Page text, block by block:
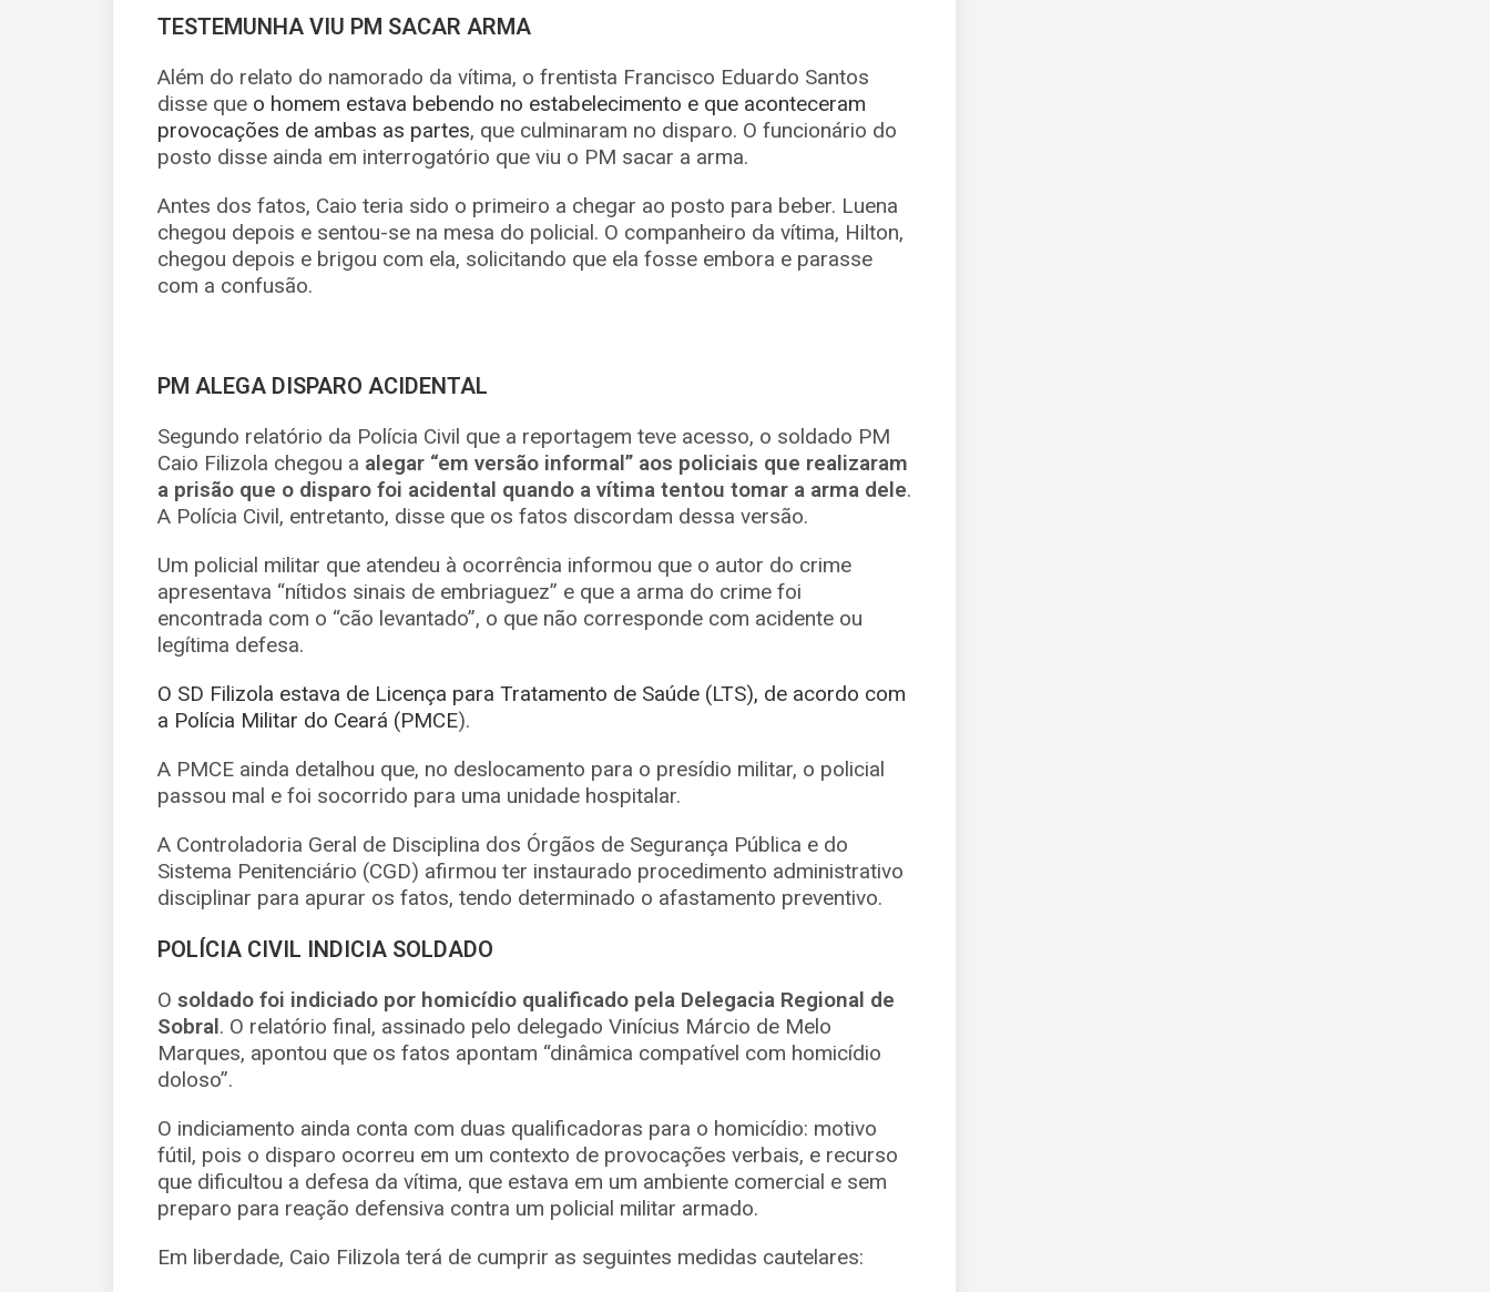
TESTEMUNHA VIU PM SACAR ARMA
Além do relato do namorado da vítima, o frentista Francisco Eduardo Santos
disse que o homem estava bebendo no estabelecimento e que aconteceram
provocações de ambas as partes, que culminaram no disparo. O funcionário do
posto disse ainda em interrogatório que viu o PM sacar a arma.
Antes dos fatos, Caio teria sido o primeiro a chegar ao posto para beber. Luena
chegou depois e sentou-se na mesa do policial. O companheiro da vítima, Hilton,
chegou depois e brigou com ela, solicitando que ela fosse embora e parasse
com a confusão.
PM ALEGA DISPARO ACIDENTAL
Segundo relatório da Polícia Civil que a reportagem teve acesso, o soldado PM
Caio Filizola chegou a alegar “em versão informal” aos policiais que realizaram
a prisão que o disparo foi acidental quando a vítima tentou tomar a arma dele.
A Polícia Civil, entretanto, disse que os fatos discordam dessa versão.
Um policial militar que atendeu à ocorrência informou que o autor do crime
apresentava “nítidos sinais de embriaguez” e que a arma do crime foi
encontrada com o “cão levantado”, o que não corresponde com acidente ou
legítima defesa.
O SD Filizola estava de Licença para Tratamento de Saúde (LTS), de acordo com
a Polícia Militar do Ceará (PMCE).
A PMCE ainda detalhou que, no deslocamento para o presídio militar, o policial
passou mal e foi socorrido para uma unidade hospitalar.
A Controladoria Geral de Disciplina dos Órgãos de Segurança Pública e do
Sistema Penitenciário (CGD) afirmou ter instaurado procedimento administrativo
disciplinar para apurar os fatos, tendo determinado o afastamento preventivo.
POLÍCIA CIVIL INDICIA SOLDADO
O soldado foi indiciado por homicídio qualificado pela Delegacia Regional de
Sobral. O relatório final, assinado pelo delegado Vinícius Márcio de Melo
Marques, apontou que os fatos apontam “dinâmica compatível com homicídio
doloso”.
O indiciamento ainda conta com duas qualificadoras para o homicídio: motivo
fútil, pois o disparo ocorreu em um contexto de provocações verbais, e recurso
que dificultou a defesa da vítima, que estava em um ambiente comercial e sem
preparo para reação defensiva contra um policial militar armado.
Em liberdade, Caio Filizola terá de cumprir as seguintes medidas cautelares: